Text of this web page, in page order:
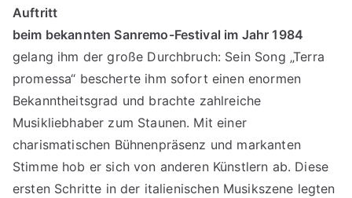
Auftritt
beim bekannten Sanremo-Festival im Jahr 1984
gelang ihm der große Durchbruch: Sein Song „Terra
promessa“ bescherte ihm sofort einen enormen
Bekanntheitsgrad und brachte zahlreiche
Musikliebhaber zum Staunen. Mit einer
charismatischen Bühnenpräsenz und markanten
Stimme hob er sich von anderen Künstlern ab. Diese
ersten Schritte in der italienischen Musikszene legten